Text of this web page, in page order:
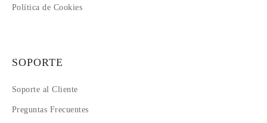
Política de Cookies
SOPORTE
Soporte al Cliente
Preguntas Frecuentes